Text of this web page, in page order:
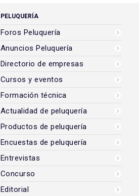
PELUQUERÍA
Foros Peluquería
Anuncios Peluquería
Directorio de empresas
Cursos y eventos
Formación técnica
Actualidad de peluquería
Productos de peluquería
Encuestas de peluquería
Entrevistas
Concurso
Editorial